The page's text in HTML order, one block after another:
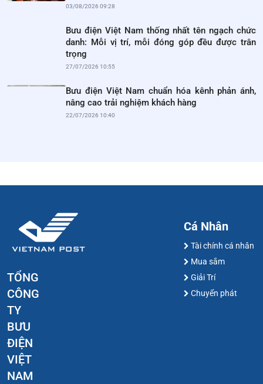
03/08/2026 09:28
Bưu điện Việt Nam thống nhất tên ngạch chức
danh: Mỗi vị trí, mỗi đóng góp đều được trân
trọng
27/07/2026 10:55
Bưu điện Việt Nam chuẩn hóa kênh phản ánh,
nâng cao trải nghiệm khách hàng
22/07/2026 10:40
TỔNG
CÔNG
TY
BƯU
ĐIỆN
VIỆT
NAM
Cá Nhân
Tài chính cá nhân
Mua sắm
Giải Trí
Chuyển phát